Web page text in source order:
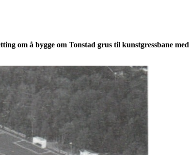
om å bygge om Tonstad grus til kunstgressbane med